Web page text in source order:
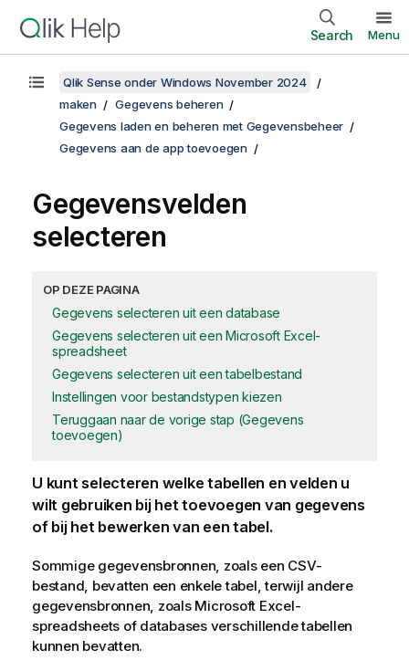
Search Menu
Qlik Sense onder Windows November 2024
maken
Gegevens beheren
Gegevens laden en beheren met Gegevensbeheer
Gegevens aan de app toevoegen
Gegevensvelden
selecteren
OP DEZE PAGINA
Gegevens selecteren uit een database
Gegevens selecteren uit een Microsoft Excel-
spreadsheet
Gegevens selecteren uit een tabelbestand
Instellingen voor bestandstypen kiezen
Teruggaan naar de vorige stap (Gegevens
toevoegen)
U kunt selecteren welke tabellen en velden u
wilt gebruiken bij het toevoegen van gegevens
of bij het bewerken van een tabel.
Sommige gegevensbronnen, zoals een CSV-
bestand, bevatten een enkele tabel, terwijl andere
gegevensbronnen, zoals Microsoft Excel-
spreadsheets of databases verschillende tabellen
kunnen bevatten.